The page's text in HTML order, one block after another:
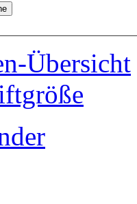
Übersicht